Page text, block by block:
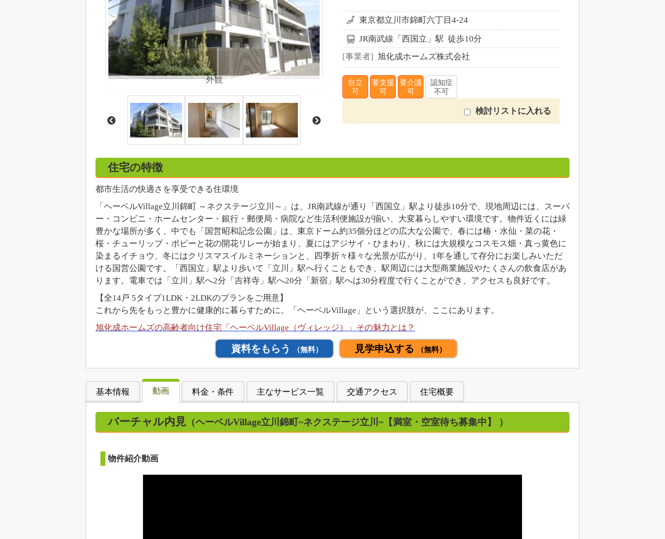
外観
東京都立川市錦町六丁目4-24
JR南武線「西国立」駅 徒歩10分
事業者
旭化成ホームズ株式会社
自立
可
要支援
可
要介護
可
認知症
不可
検討リストに入れる
住宅の特徴
都市生活の快適さを享受できる住環境
「ヘーベルVillage立川錦町 ～ネクステージ立川～」は、JR南武線が通り「西国立」駅より徒歩10分で、現地周辺には、スーパ
ー・コンビニ・ホームセンター・銀行・郵便局・病院など生活利便施設が揃い、大変暮らしやすい環境です。物件近くには緑
豊かな場所が多く、中でも「国営昭和記念公園」は、東京ドーム約35個分ほどの広大な公園で、春には椿・水仙・菜の花・
桜・チューリップ・ポピーと花の開花リレーが始まり、夏にはアジサイ・ひまわり、秋には大規模なコスモス畑・真っ黄色に
染まるイチョウ、冬にはクリスマスイルミネーションと、四季折々様々な光景が広がり、1年を通して存分にお楽しみいただ
ける国営公園です。「西国立」駅より歩いて「立川」駅へ行くこともでき、駅周辺には大型商業施設やたくさんの飲食店があ
ります。電車では「立川」駅へ2分「吉祥寺」駅へ20分「新宿」駅へは30分程度で行くことができ、アクセスも良好です。
【全14戸 5タイプ1LDK・2LDKのプランをご用意】
これから先をもっと豊かに健康的に暮らすために。「ヘーベルVillage」という選択肢が、ここにあります。
旭化成ホームズの高齢者向け住宅「ヘーベルVillage（ヴィレッジ）」その魅力とは？
資料をもらう （無料） 見学申込する （無料）
基本情報 動画 料金・条件 主なサービス一覧 交通アクセス 住宅概要
バーチャル内見 （ヘーベルVillage立川錦町~ネクステージ立川~【満室・空室待ち募集中】 ）
物件紹介動画